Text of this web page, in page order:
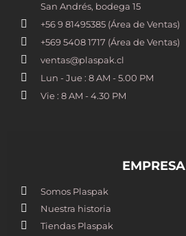
San Andrés, bodega 15
+56 9 81495385 (Área de Ventas)
+569 5408 1717 (Área de Ventas)
ventas@plaspak.cl
Lun - Jue : 8 AM - 5.00 PM
Vie : 8 AM - 4.30 PM
EMPRESA
Somos Plaspak
Nuestra historia
Tiendas Plaspak